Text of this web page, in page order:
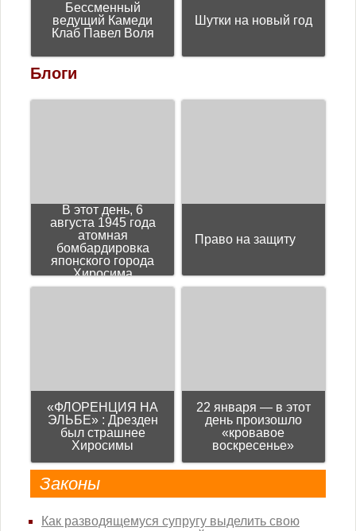
Бессменный
ведущий Камеди
Клаб Павел Воля
Шутки на новый год
Блоги
В этот день, 6
августа 1945 года
атомная
бомбардировка
японского города
Хиросима
Право на защиту
«ФЛОРЕНЦИЯ НА
ЭЛЬБЕ» : Дрезден
был страшнее
Хиросимы
22 января — в этот
день произошло
«кровавое
воскресенье»
Законы
Как разводящемуся супругу выделить свою